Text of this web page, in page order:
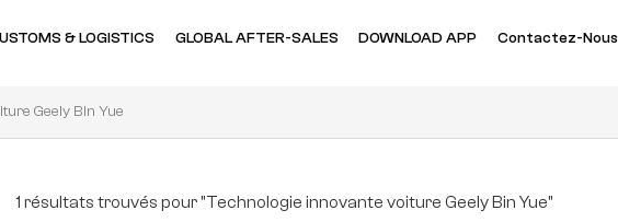
& LOGISTICS GLOBAL AFTER-SALES DOWNLOAD APP Contactez-Nous
Geely Bin Yue
1 résultats trouvés pour "Technologie innovante voiture Geely Bin Yue"